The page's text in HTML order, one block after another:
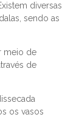
diversas
sendo as
meio de
de
os vasos